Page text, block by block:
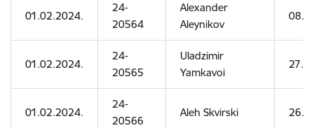
01.02.2024.
24-
20564
Alexander
Aleynikov
01.02.2024.
24-
20565
Uladzimir
Yamkavoi
01.02.2024.
24-
20566
Aleh Skvirski